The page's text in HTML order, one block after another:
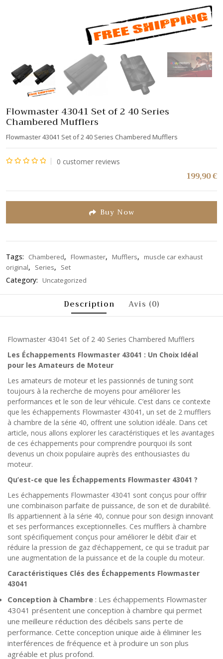
Flowmaster 43041 Set of 2 40 Series
Chambered Mufflers
Flowmaster 43041 Set of 2 40 Series Chambered Mufflers
0 customer reviews
199,90€
Buy Now
Tags: Chambered, Flowmaster, Mufflers,
muscle car exhaust
original, Series, Set
Category: Uncategorized
Description Avis (0)
Flowmaster 43041 Set of 2 40 Series Chambered Mufflers
Les Échappements Flowmaster 43041 : Un Choix Idéal
pour les Amateurs de Moteur
Les amateurs de moteur et les passionnés de tuning sont
toujours à la recherche de moyens pour améliorer les
performances et le son de leur véhicule. C’est dans ce contexte
que les échappements Flowmaster 43041, un set de 2 mufflers
à chambre de la série 40, offrent une solution idéale. Dans cet
article, nous allons explorer les caractéristiques et les avantages
de ces échappements pour comprendre pourquoi ils sont
devenus un choix populaire auprès des enthousiastes du
moteur.
Qu’est-ce que les Échappements Flowmaster 43041 ?
Les échappements Flowmaster 43041 sont conçus pour offrir
une combinaison parfaite de puissance, de son et de durabilité.
Ils appartiennent à la série 40, connue pour son design innovant
et ses performances exceptionnelles. Ces mufflers à chambre
sont spécifiquement conçus pour améliorer le débit d’air et
réduire la pression de gaz d’échappement, ce qui se traduit par
une augmentation de la puissance et de la couple du moteur.
Caractéristiques Clés des Échappements Flowmaster
43041
Conception à Chambre : Les échappements Flowmaster
43041 présentent une conception à chambre qui permet
une meilleure réduction des décibels sans perte de
performance. Cette conception unique aide à éliminer les
interférences de fréquence et à produire un son plus
agréable et plus profond.